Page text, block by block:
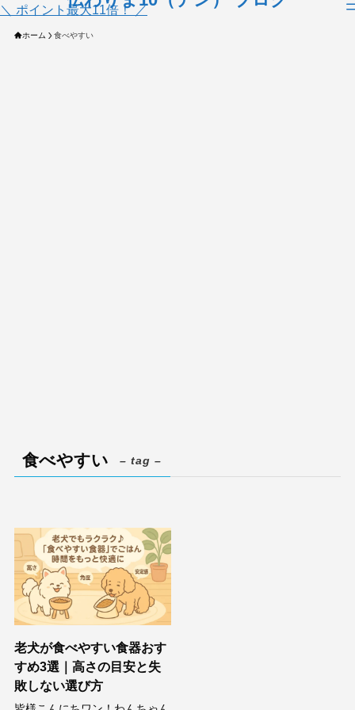
＼ ポイント最大11倍！ ／
ホーム 食べやすい
食べやすい – tag –
老犬が食べやすい食器おす
すめ3選｜高さの目安と失
敗しない選び方